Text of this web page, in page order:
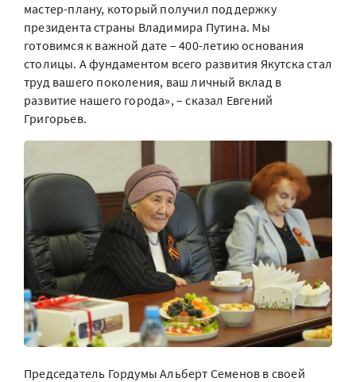
мастер-плану, который получил поддержку
президента страны Владимира Путина. Мы
готовимся к важной дате – 400-летию основания
столицы. А фундаментом всего развития Якутска стал
труд вашего поколения, ваш личный вклад в
развитие нашего города», – сказал Евгений
Григорьев.
Председатель Гордумы Альберт Семенов в своей